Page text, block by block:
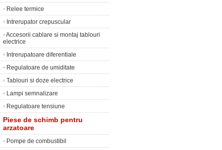
• Relee termice
• Intrerupator crepuscular
•Accesorii cablare si montaj tablouri
electrice
• Intrerupatoare diferentiale
• Regulatoare de umiditate
• Tablouri si doze electrice
• Lampi semnalizare
• Regulatoare tensiune
Piese de schimb pentru
arzatoare
• Pompe de combustibil